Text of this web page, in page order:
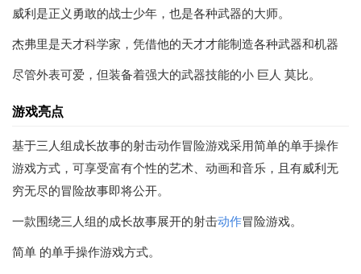
威利是正义勇敢的战士少年，也是各种武器的大师。
杰弗里是天才科学家，凭借他的天才才能制造各种武器和机器
尽管外表可爱，但装备着强大的武器技能的小 巨人 莫比。
游戏亮点
基于三人组成长故事的射击动作冒险游戏采用简单的单手操作
游戏方式，可享受富有个性的艺术、动画和音乐，且有威利无
穷无尽的冒险故事即将公开。
一款围绕三人组的成长故事展开的射击动作冒险游戏。
简单 的单手操作游戏方式。